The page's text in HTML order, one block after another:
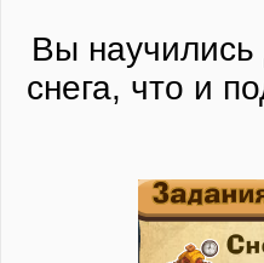
Вы научились
снега, что и